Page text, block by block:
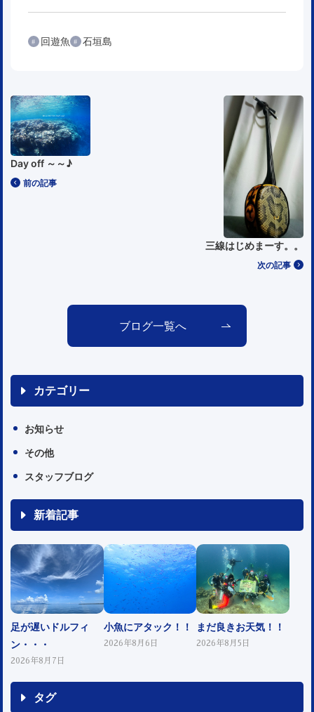
回遊魚 石垣島
前の記事
Day off ～～♪
次の記事
三線はじめまーす。。
ブログ一覧へ
カテゴリー
お知らせ
その他
スタッフブログ
新着記事
足が遅いドルフィ
ン・・・
2026年8月7日
小魚にアタック！！
2026年8月6日
まだ良きお天気！！
2026年8月5日
タグ